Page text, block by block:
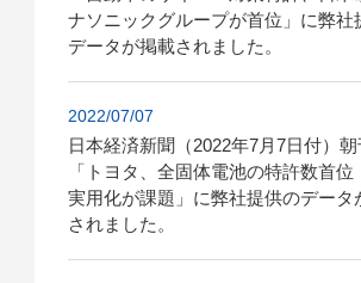
ナソニックグループが首位」に弊社
データが掲載されました。
2022/07/07
日本経済新聞（2022年7月7日付）朝
「トヨタ、全固体電池の特許数首
実用化が課題」に弊社提供のデータ
されました。